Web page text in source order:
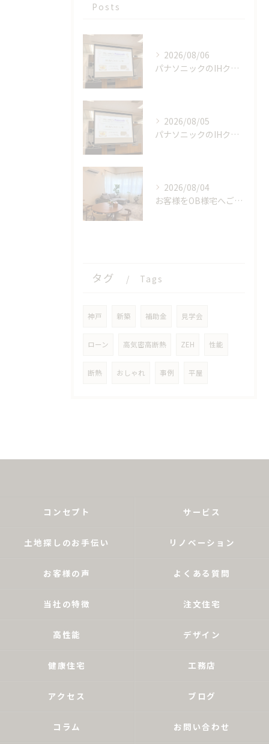
Posts
2026/08/06
パナソニックのIHクッキングヒーターの工場見学に参加しました！【後編】
2026/08/05
パナソニックのIHクッキングヒーターの工場見学に参加しました！【前編】
2026/08/04
お客様をOB様宅へご案内しました！
タグ Tags
神戸 新築 補助金 見学会
ローン 高気密高断熱 ZEH 性能
断熱 おしゃれ 事例 平屋
コンセプト サービス
土地探しのお手伝い リノベーション
お客様の声 よくある質問
当社の特徴 注文住宅
高性能 デザイン
健康住宅 工務店
アクセス ブログ
コラム お問い合わせ